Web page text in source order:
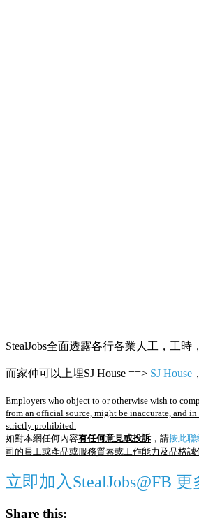
StealJobs全面透露各行各業人工，工
而家仲可以上埋SJ House ==> SJ House
Employers who object to or otherwise wish to
from an official source, might be inaccurate, and
strictly prohibited.
如對本網任何內容有任何意見或投訴 ，請按此聯
司的員工或產品或服務質素或工作能力及品格
立即加入StealJobs@FB
Share this: